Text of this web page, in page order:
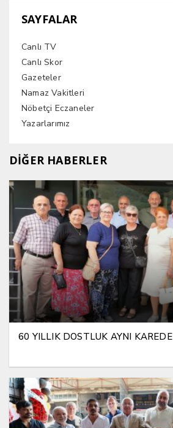
SAYFALAR
Canlı TV
Canlı Skor
Gazeteler
Namaz Vakitleri
Nöbetçi Eczaneler
Yazarlarımız
DİĞER HABERLER
60 YILLIK DOSTLUK AYNI KAREDE